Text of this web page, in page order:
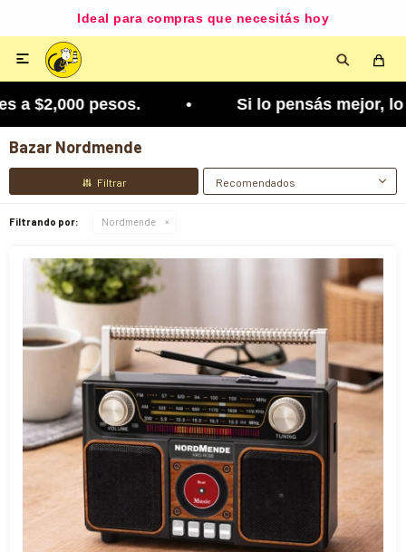
Ideal para compras que necesitás hoy

a $2,000 pesos. • Si lo pensás mejor, lo
Bazar Nordmende
Recomendados
Filtrando por: Nordmende